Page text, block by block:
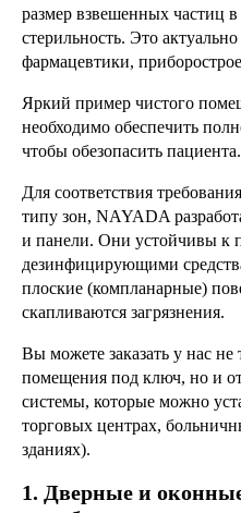
размер взвешенных частиц в
стерильность. Это
фармацевтики,
Яркий пример чистого
необходимо обеспечить
чтобы обезопасить пациента.
Для соответствия
типу зон, NAYADA
и панели. Они устойчивы к
дезинфицирующими
плоские (компланарные)
скапливаются загрязнения.
Вы можете заказать у нас не
помещения под ключ, но и
системы, которые можно
торговых центрах,
зданиях).
1. Дверные и